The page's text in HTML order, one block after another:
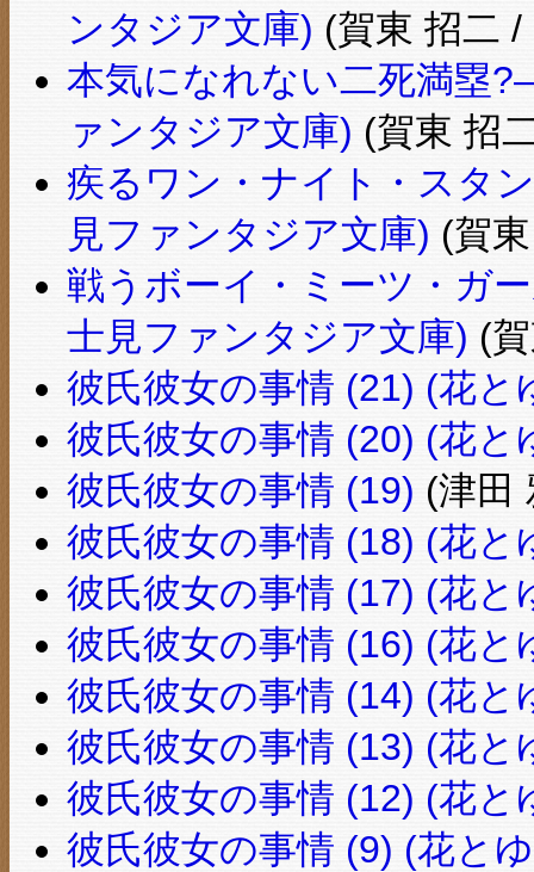
ンタジア文庫) (賀東 招二
本気になれない二死満塁
ァンタジア文庫) (賀東 招
疾るワン・ナイト・スタ
見ファンタジア文庫) (賀
戦うボーイ・ミーツ・ガ
士見ファンタジア文庫) (
彼氏彼女の事情 (21) (花と
彼氏彼女の事情 (20) (花と
彼氏彼女の事情 (19) (津田
彼氏彼女の事情 (18) (花と
彼氏彼女の事情 (17) (花と
彼氏彼女の事情 (16) (花と
彼氏彼女の事情 (14) (花と
彼氏彼女の事情 (13) (花と
彼氏彼女の事情 (12) (花と
彼氏彼女の事情 (9) (花と